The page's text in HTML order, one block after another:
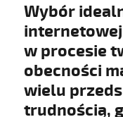
Wybór
w procesie
obecności
wielu
trudnością,